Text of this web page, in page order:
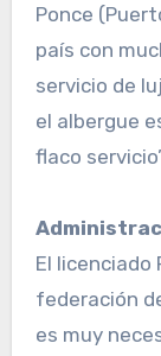
Pon­ce
país con
servicio de
el albergue
flaco
El licenciado
federación
es muy